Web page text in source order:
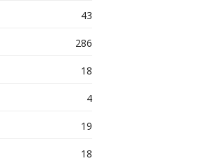
43
286
18
4
19
18